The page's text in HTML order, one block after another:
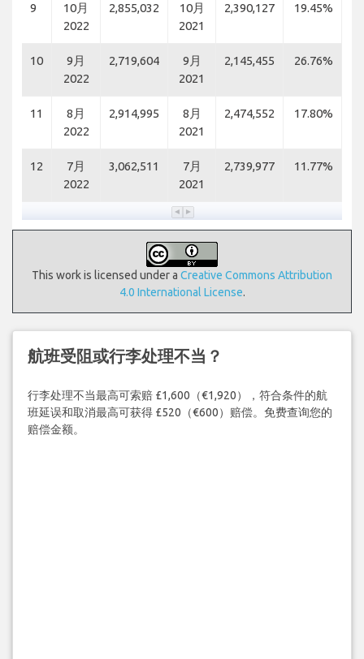
9
10月
2022
2,855,032
10月
2021
2,390,127 19.45%
10
9月
2022
2,719,604
9月
2021
2,145,455 26.76%
11
8月
2022
2,914,995
8月
2021
2,474,552 17.80%
12
7月
2022
3,062,511
7月
2021
2,739,977 11.77%
This work is licensed under a Creative Commons Attribution
4.0 International License.
航班受阻或行李处理不当？
行李处理不当最高可索赔 £1,600（€1,920），符合条件的航
班延误和取消最高可获得 £520（€600）赔偿。免费查询您的
赔偿金额。